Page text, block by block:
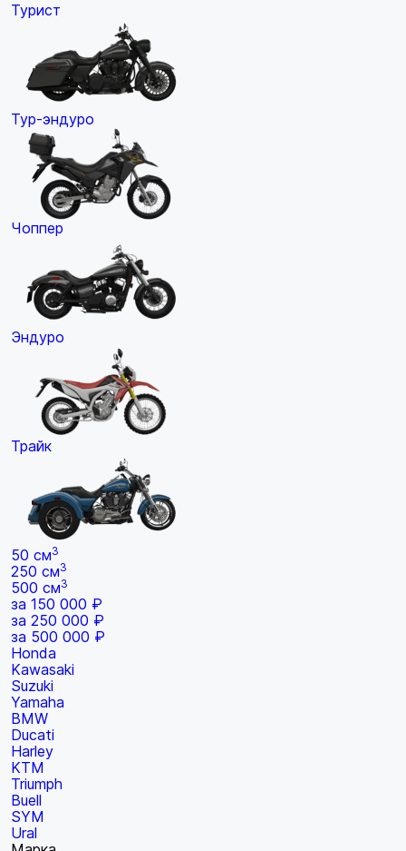
Турист
Тур-эндуро
Чоппер
Эндуро
Трайк
50 см3
250 см3
500 см3
за 150 000 ₽
за 250 000 ₽
за 500 000 ₽
Honda
Kawasaki
Suzuki
Yamaha
BMW
Ducati
Harley
KTM
Triumph
Buell
SYM
Ural